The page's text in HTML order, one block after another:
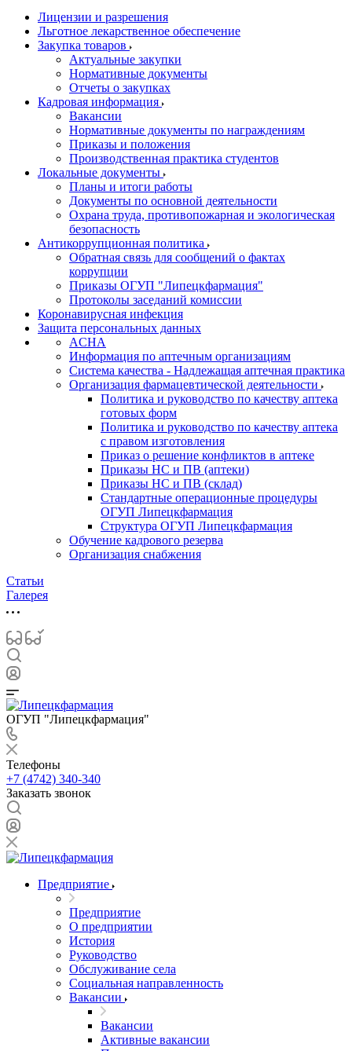
Лицензии и разрешения
Льготное лекарственное обеспечение
Закупка товаров
Актуальные закупки
Нормативные документы
Отчеты о закупках
Кадровая информация
Вакансии
Нормативные документы по награждениям
Приказы и положения
Производственная практика студентов
Локальные документы
Планы и итоги работы
Документы по основной деятельности
Охрана труда, противопожарная и экологическая
безопасность
Антикоррупционная политика
Обратная связь для сообщений о фактах
коррупции
Приказы ОГУП "Липецкфармация"
Протоколы заседаний комиссии
Коронавирусная инфекция
Защита персональных данных
ACHA
Информация по аптечным организациям
Система качества - Надлежащая аптечная практика
Организация фармацевтической деятельности
Политика и руководство по качеству аптека
готовых форм
Политика и руководство по качеству аптека
с правом изготовления
Приказ о решение конфликтов в аптеке
Приказы НС и ПВ (аптеки)
Приказы НС и ПВ (склад)
Стандартные операционные процедуры
ОГУП Липецкфармация
Структура ОГУП Липецкфармация
Обучение кадрового резерва
Организация снабжения
Статьи
Галерея
ОГУП "Липецкфармация"
Телефоны
+7 (4742) 340-340
Заказать звонок
Предприятие
Предприятие
О предприятии
История
Руководство
Обслуживание села
Социальная направленность
Вакансии
Вакансии
Активные вакансии